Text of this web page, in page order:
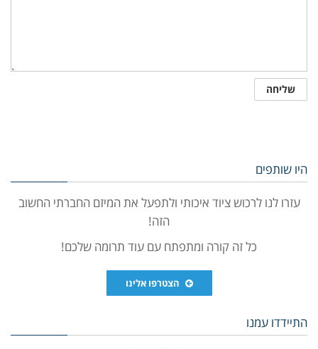
היו שותפים
עזרו לנו לרכוש ציוד איכותי ולתפעל את המיזם החברתי החשוב
הזה!
כל זה קורה ומתפתח עם עוד תרומה שלכם!
הצטרפו אלינו
התיידדו עמנו